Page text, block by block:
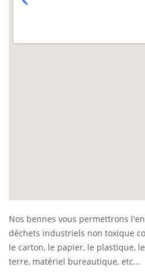
Nos bennes vous permettrons
déchets industriels non toxique
le carton, le papier, le plastique,
terre, matériel bureautique, etc...